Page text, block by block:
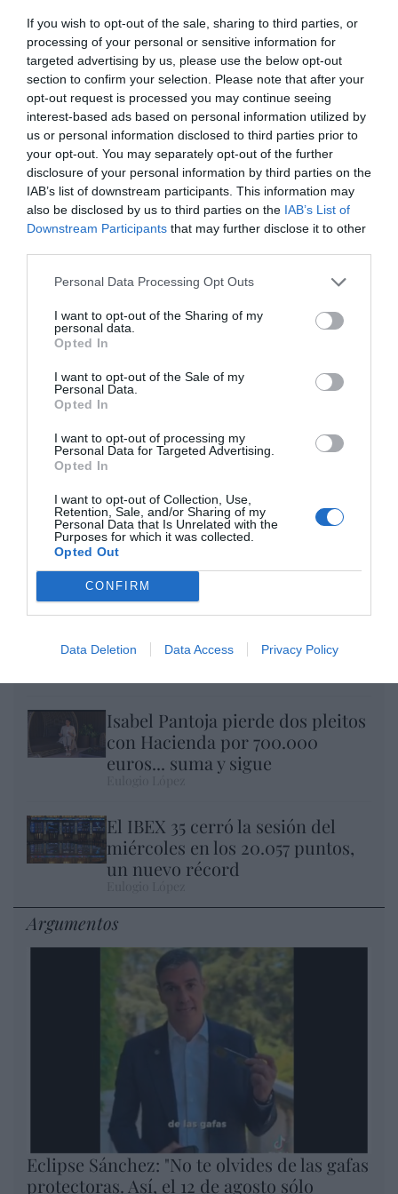
If you wish to opt-out of the sale, sharing to third parties, or
processing of your personal or sensitive information for
targeted advertising by us, please use the below opt-out
section to confirm your selection. Please note that after your
opt-out request is processed you may continue seeing
interest-based ads based on personal information utilized by
us or personal information disclosed to third parties prior to
your opt-out. You may separately opt-out of the further
disclosure of your personal information by third parties on the
IAB’s list of downstream participants. This information may
also be disclosed by us to third parties on the IAB’s List of
Downstream Participants that may further disclose it to other
Personal Data Processing Opt Outs
I want to opt-out of the Sharing of my
personal data.
Opted In
I want to opt-out of the Sale of my
Personal Data.
Opted In
I want to opt-out of processing my
Personal Data for Targeted Advertising.
Opted In
I want to opt-out of Collection, Use,
Retention, Sale, and/or Sharing of my
Personal Data that Is Unrelated with the
Purposes for which it was collected.
Opted Out
CONFIRM
Data Deletion Data Access Privacy Policy
desmontar la falsificación, es un trabajo
cristiano"
por Hispanidad
Artículos anteriores
DIARIO DE LA CORRUPCIÓN SANCHISTA
Diario de la corrupción sanchista. Hazte
Oír se manifiesta delante de La Mareta:
“Pedro Sánchez es un criminal”
Artículos anteriores
Enormes minucias
por Eulogio López
Nokia, Ericsson... Huawei: lo que importan
son las patentes
Isabel Pantoja pierde dos pleitos
con Hacienda por 700.000
euros... suma y sigue
El IBEX 35 cerró la sesión del
miércoles en los 20.057 puntos,
un nuevo récord
Argumentos
Eclipse Sánchez: "No te olvides de las gafas
protectoras. Así, el 12 de agosto sólo